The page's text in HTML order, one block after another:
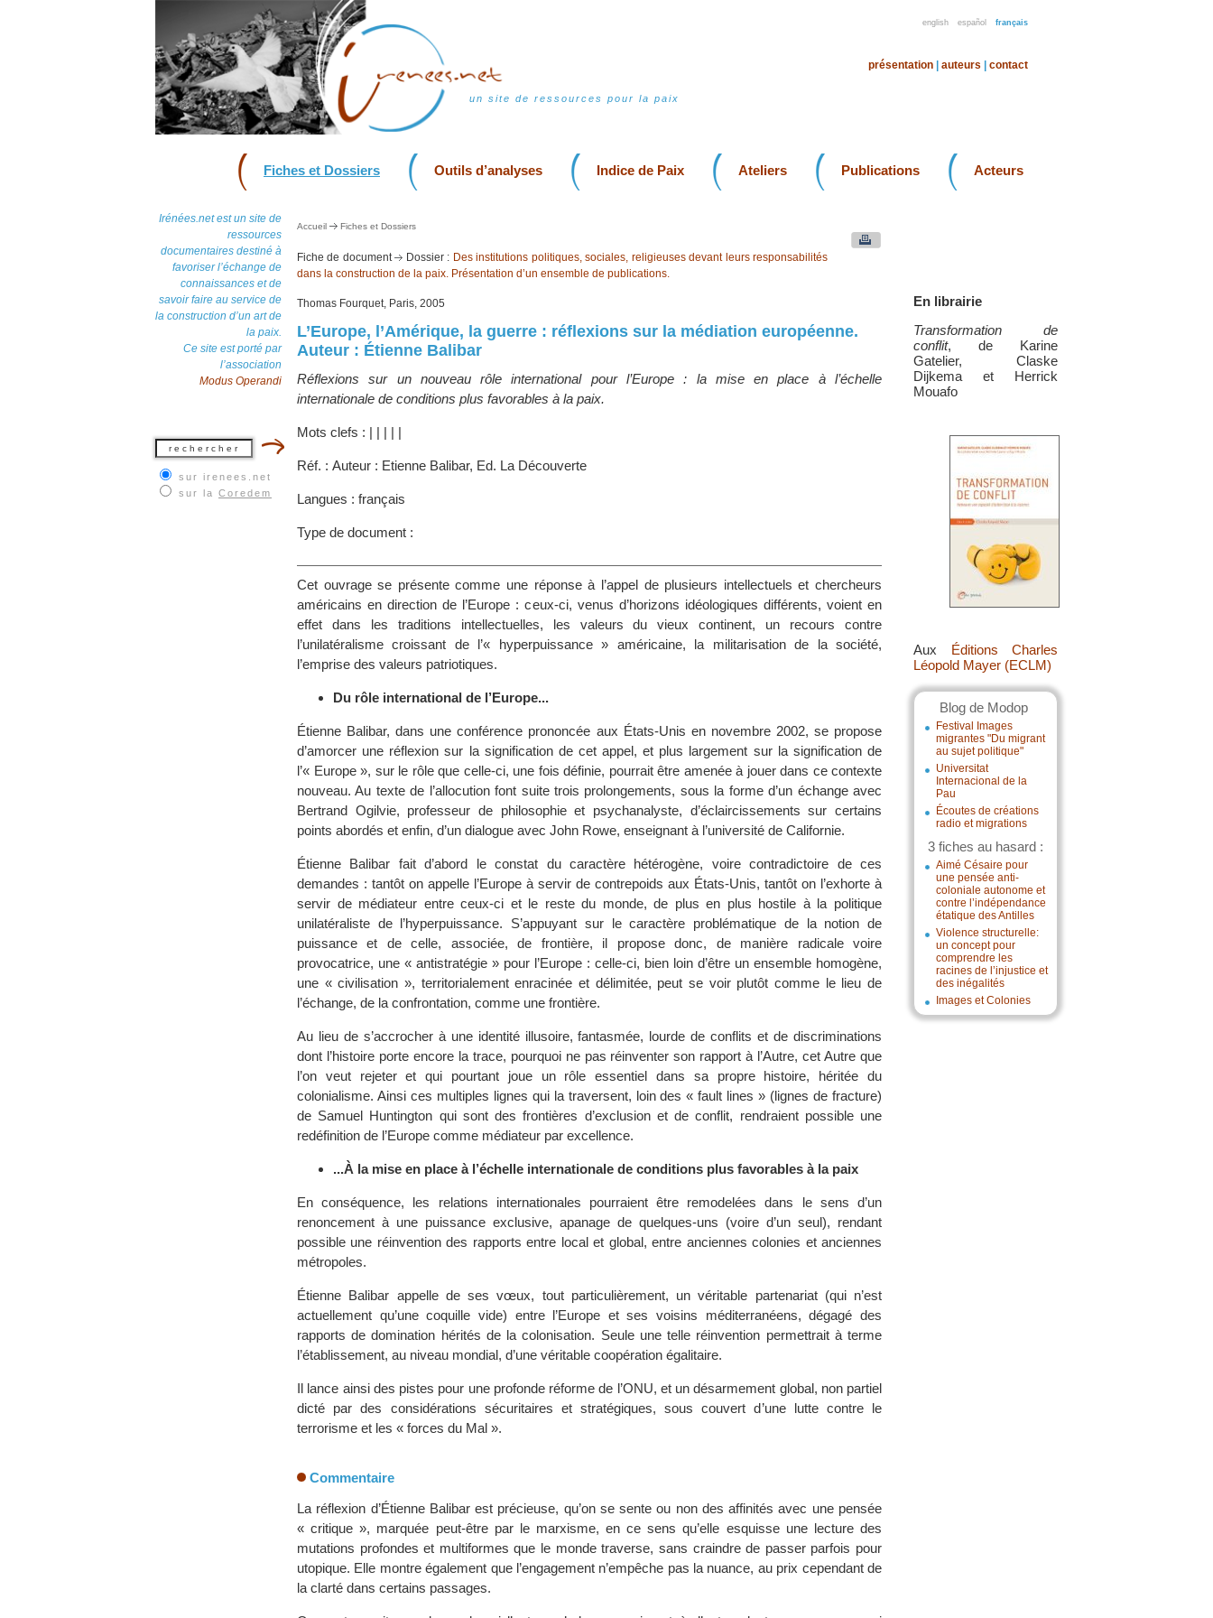
english español français
un site de ressources pour la paix
présentation auteurs contact
Fiches et Dossiers Outils d’analyses Indice de Paix Ateliers Publications Acteurs
Irénées.net est un site de
ressources
documentaires destiné à
favoriser l’échange de
connaissances et de
savoir faire au service de
la construction d’un art de
la paix.
Ce site est porté par
l’association
Modus Operandi
sur irenees.net
sur la Coredem
En librairie
Transformation de
conflit, de Karine
Gatelier, Claske
Dijkema et Herrick
Mouafo
Aux Éditions Charles
Léopold Mayer (ECLM)
Blog de Modop
Festival Images
migrantes "Du migrant
au sujet politique"
Universitat
Internacional de la
Pau
Écoutes de créations
radio et migrations
3 fiches au hasard :
Aimé Césaire pour
une pensée anti-
coloniale autonome et
contre l’indépendance
étatique des Antilles
Violence structurelle:
un concept pour
comprendre les
racines de l’injustice et
des inégalités
Images et Colonies
Accueil Fiches et Dossiers
Fiche de document Dossier : Des institutions politiques, sociales, religieuses devant leurs responsabilités
dans la construction de la paix. Présentation d’un ensemble de publications.
Thomas Fourquet, Paris, 2005
L’Europe, l’Amérique, la guerre : réflexions sur la médiation européenne.
Auteur : Étienne Balibar
Réflexions sur un nouveau rôle international pour l’Europe : la mise en place à l’échelle
internationale de conditions plus favorables à la paix.
Mots clefs : | | | | |
Réf. : Auteur : Etienne Balibar, Ed. La Découverte
Langues : français
Type de document :
Cet ouvrage se présente comme une réponse à l’appel de plusieurs intellectuels et chercheurs
américains en direction de l’Europe : ceux-ci, venus d’horizons idéologiques différents, voient en
effet dans les traditions intellectuelles, les valeurs du vieux continent, un recours contre
l’unilatéralisme croissant de l’« hyperpuissance » américaine, la militarisation de la société,
l’emprise des valeurs patriotiques.
Du rôle international de l’Europe...
Étienne Balibar, dans une conférence prononcée aux États-Unis en novembre 2002, se propose
d’amorcer une réflexion sur la signification de cet appel, et plus largement sur la signification de
l’« Europe », sur le rôle que celle-ci, une fois définie, pourrait être amenée à jouer dans ce contexte
nouveau. Au texte de l’allocution font suite trois prolongements, sous la forme d’un échange avec
Bertrand Ogilvie, professeur de philosophie et psychanalyste, d’éclaircissements sur certains
points abordés et enfin, d’un dialogue avec John Rowe, enseignant à l’université de Californie.
Étienne Balibar fait d’abord le constat du caractère hétérogène, voire contradictoire de ces
demandes : tantôt on appelle l’Europe à servir de contrepoids aux États-Unis, tantôt on l’exhorte à
servir de médiateur entre ceux-ci et le reste du monde, de plus en plus hostile à la politique
unilatéraliste de l’hyperpuissance. S’appuyant sur le caractère problématique de la notion de
puissance et de celle, associée, de frontière, il propose donc, de manière radicale voire
provocatrice, une « antistratégie » pour l’Europe : celle-ci, bien loin d’être un ensemble homogène,
une « civilisation », territorialement enracinée et délimitée, peut se voir plutôt comme le lieu de
l’échange, de la confrontation, comme une frontière.
Au lieu de s’accrocher à une identité illusoire, fantasmée, lourde de conflits et de discriminations
dont l’histoire porte encore la trace, pourquoi ne pas réinventer son rapport à l’Autre, cet Autre que
l’on veut rejeter et qui pourtant joue un rôle essentiel dans sa propre histoire, héritée du
colonialisme. Ainsi ces multiples lignes qui la traversent, loin des « fault lines » (lignes de fracture)
de Samuel Huntington qui sont des frontières d’exclusion et de conflit, rendraient possible une
redéfinition de l’Europe comme médiateur par excellence.
...À la mise en place à l’échelle internationale de conditions plus favorables à la paix
En conséquence, les relations internationales pourraient être remodelées dans le sens d’un
renoncement à une puissance exclusive, apanage de quelques-uns (voire d’un seul), rendant
possible une réinvention des rapports entre local et global, entre anciennes colonies et anciennes
métropoles.
Étienne Balibar appelle de ses vœux, tout particulièrement, un véritable partenariat (qui n’est
actuellement qu’une coquille vide) entre l’Europe et ses voisins méditerranéens, dégagé des
rapports de domination hérités de la colonisation. Seule une telle réinvention permettrait à terme
l’établissement, au niveau mondial, d’une véritable coopération égalitaire.
Il lance ainsi des pistes pour une profonde réforme de l’ONU, et un désarmement global, non partiel
dicté par des considérations sécuritaires et stratégiques, sous couvert d’une lutte contre le
terrorisme et les « forces du Mal ».
Commentaire
La réflexion d’Étienne Balibar est précieuse, qu’on se sente ou non des affinités avec une pensée
« critique », marquée peut-être par le marxisme, en ce sens qu’elle esquisse une lecture des
mutations profondes et multiformes que le monde traverse, sans craindre de passer parfois pour
utopique. Elle montre également que l’engagement n’empêche pas la nuance, au prix cependant de
la clarté dans certains passages.